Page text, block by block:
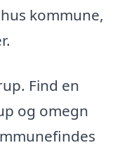
kommune,
Find en
og omegn